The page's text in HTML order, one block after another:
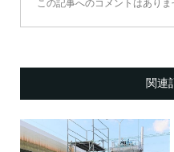
この記事へのコメントはありま
関連